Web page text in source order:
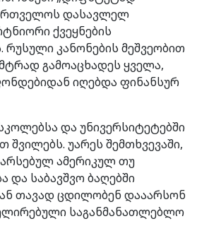
დასავლელ
ქვეყნების
კანონების მეშვეობით
გამოაცხადეს ყველა,
იღებდა ფინანსურ
და უნივერსიტეტებში
შვილებს. უარეს შემთხვევაში,
ამერიკულ თუ
საბავშვო ბაღებში
თავად ცდილობენ დააარსონ
საგანმანათლებლო